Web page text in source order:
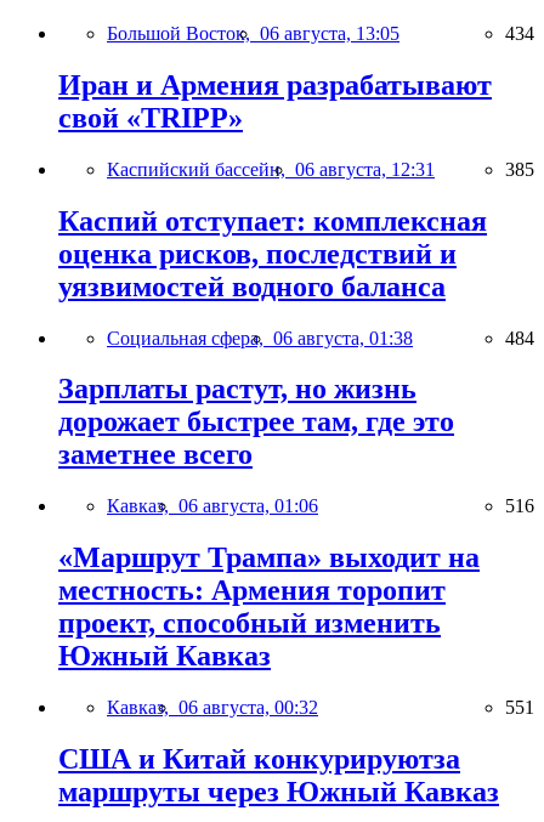
Большой Восток, 06 августа, 13:05 434
Иран и Армения разрабатывают
свой «TRIPP»
Каспийский бассейн, 06 августа, 12:31 385
Каспий отступает: комплексная
оценка рисков, последствий и
уязвимостей водного баланса
Социальная сфера, 06 августа, 01:38 484
Зарплаты растут, но жизнь
дорожает быстрее там, где это
заметнее всего
Кавказ, 06 августа, 01:06 516
«Маршрут Трампа» выходит на
местность: Армения торопит
проект, способный изменить
Южный Кавказ
Кавказ, 06 августа, 00:32 551
США и Китай конкурируютза
маршруты через Южный Кавказ